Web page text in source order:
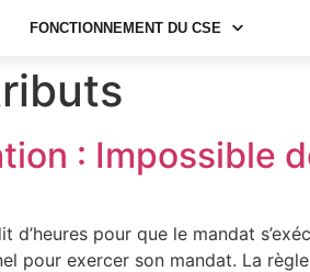
FONCTIONNEMENT DU CSE
: Impossible
d’heures pour que le mandat
pour exercer son mandat. La